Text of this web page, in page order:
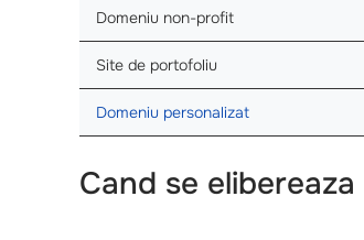
Domeniu non-profit
Site de portofoliu
Domeniu personalizat
Cand se